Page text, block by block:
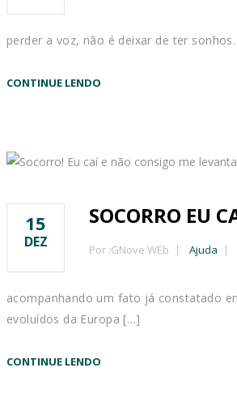
perder a voz, não é deixar de ter
CONTINUE LENDO
15
DEZ
SOCORRO EU
Por :GNove WEb Ajuda
acompanhando um fato já constatado
evoluídos da Europa […]
CONTINUE LENDO